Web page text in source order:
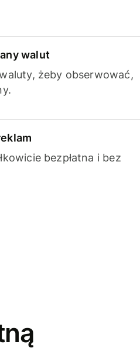
walut
żeby obserwować,
bezpłatna i bez